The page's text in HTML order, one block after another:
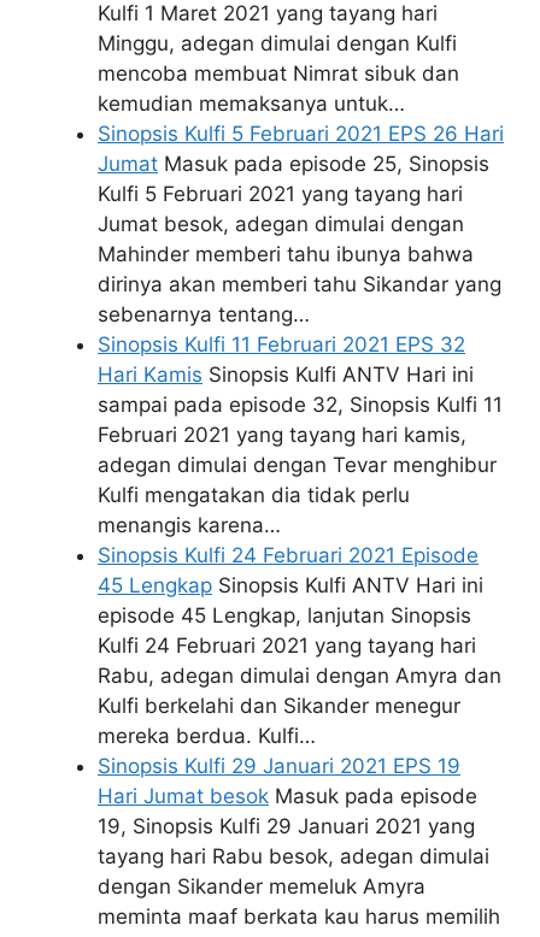
Kulfi 1 Maret 2021 yang tayang hari
Minggu, adegan dimulai dengan Kulfi
mencoba membuat Nimrat sibuk dan
kemudian memaksanya untuk…
Sinopsis Kulfi 5 Februari 2021 EPS 26 Hari
Jumat Masuk pada episode 25, Sinopsis
Kulfi 5 Februari 2021 yang tayang hari
Jumat besok, adegan dimulai dengan
Mahinder memberi tahu ibunya bahwa
dirinya akan memberi tahu Sikandar yang
sebenarnya tentang…
Sinopsis Kulfi 11 Februari 2021 EPS 32
Hari Kamis Sinopsis Kulfi ANTV Hari ini
sampai pada episode 32, Sinopsis Kulfi 11
Februari 2021 yang tayang hari kamis,
adegan dimulai dengan Tevar menghibur
Kulfi mengatakan dia tidak perlu
menangis karena…
Sinopsis Kulfi 24 Februari 2021 Episode
45 Lengkap Sinopsis Kulfi ANTV Hari ini
episode 45 Lengkap, lanjutan Sinopsis
Kulfi 24 Februari 2021 yang tayang hari
Rabu, adegan dimulai dengan Amyra dan
Kulfi berkelahi dan Sikander menegur
mereka berdua. Kulfi…
Sinopsis Kulfi 29 Januari 2021 EPS 19
Hari Jumat besok Masuk pada episode
19, Sinopsis Kulfi 29 Januari 2021 yang
tayang hari Rabu besok, adegan dimulai
dengan Sikander memeluk Amyra
meminta maaf berkata kau harus memilih